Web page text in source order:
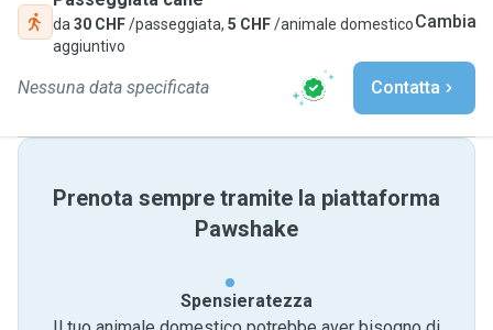
da 30 CHF/passeggiata, 5 CHF/animale domestico
aggiuntivo
Cambia
Nessuna data specificata Contatta
Prenota sempre tramite la piattaforma
Pawshake
Spensieratezza